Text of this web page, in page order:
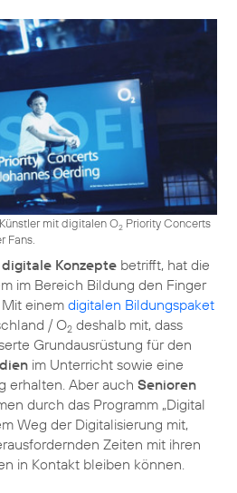
mit digitalen O2 Priority Concerts
Fans.
digitale Konzepte betrifft, hat die
im Bereich Bildung den Finger
einemdigitalen Bildungspaket
/ O2 deshalb mit, dass
Grundausrüstung für den
im Unterricht sowie eine
erhalten. Aber auch Senioren
durch das Programm „Digital
Weg der Digitalisierung mit,
Zeiten mit ihren
in Kontakt bleiben können.